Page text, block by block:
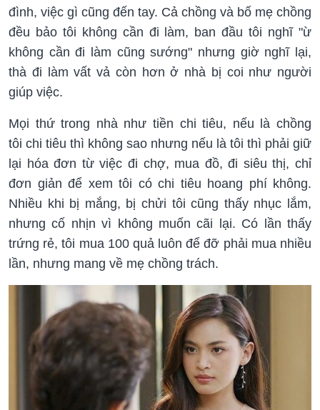
đình, việc gì cũng đến tay. Cả chồng và bố mẹ chồng
đều bảo tôi không cần đi làm, ban đầu tôi nghĩ "ừ
không cần đi làm cũng sướng" nhưng giờ nghĩ lại,
thà đi làm vất vả còn hơn ở nhà bị coi như người
giúp việc.
Mọi thứ trong nhà như tiền chi tiêu, nếu là chồng
tôi chi tiêu thì không sao nhưng nếu là tôi thì phải giữ
lại hóa đơn từ việc đi chợ, mua đồ, đi siêu thị, chỉ
đơn giản để xem tôi có chi tiêu hoang phí không.
Nhiều khi bị mắng, bị chửi tôi cũng thấy nhục lắm,
nhưng cố nhịn vì không muốn cãi lại. Có lần thấy
trứng rẻ, tôi mua 100 quả luôn để đỡ phải mua nhiều
lần, nhưng mang về mẹ chồng trách.